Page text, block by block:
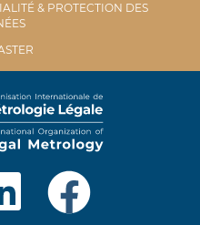
& PROTECTION DES